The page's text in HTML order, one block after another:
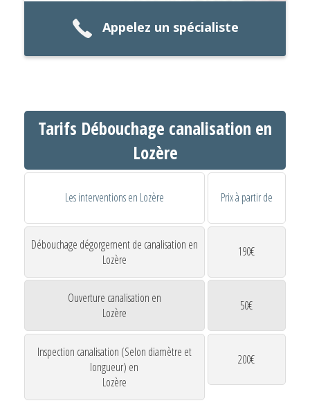
Appelez un spécialiste
Tarifs Débouchage canalisation en
Lozère
Les interventions en Lozère Prix à partir de
Débouchage dégorgement de canalisation en
Lozère
190€
Ouverture canalisation en
Lozère
50€
Inspection canalisation (Selon diamètre et
longueur) en
Lozère
200€